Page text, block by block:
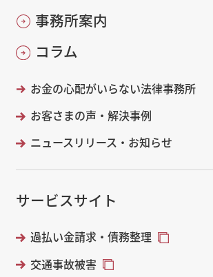
事務所案内
コラム
お金の心配がいらない法律事務所
お客さまの声・解決事例
ニュースリリース・お知らせ
サービスサイト
過払い金請求・債務整理
交通事故被害